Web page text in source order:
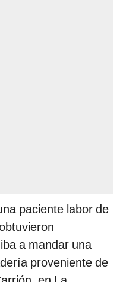
paciente labor de
a mandar una
proveniente de